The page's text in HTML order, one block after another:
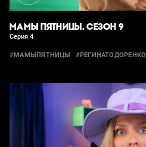
МАМЫ ПЯТНИЦЫ. СЕЗОН 9
Серия 4
#МАМЫПЯТНИЦЫ #РЕГИНАТОДОРЕНКО